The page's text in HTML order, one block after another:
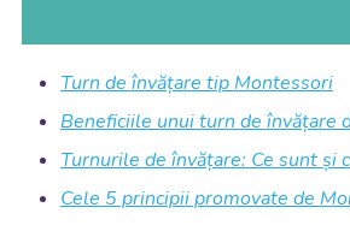
Turn de învățare tip Montessori
Beneficiile unui turn de învățare
Turnurile de învățare: Ce sunt și
Cele 5 principii promovate de